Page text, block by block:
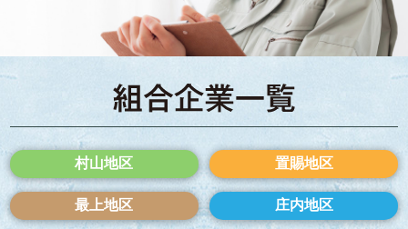
村山地区 置賜地区
最上地区 庄内地区